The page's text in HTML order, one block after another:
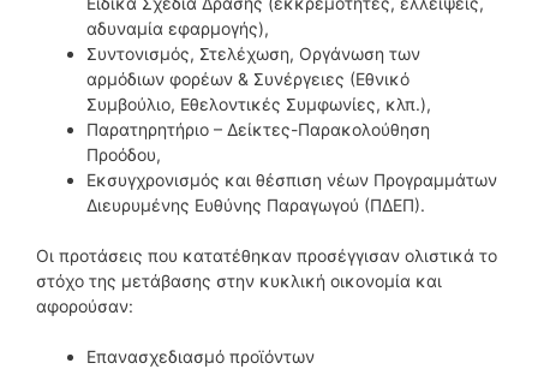
αδυναμία εφαρμογής),
Συντονισμός, Στελέχωση, Οργάνωση των
αρμόδιων φορέων & Συνέργειες (Εθνικό
Συμβούλιο, Εθελοντικές Συμφωνίες, κλπ.),
Παρατηρητήριο – Δείκτες-Παρακολούθηση
Προόδου,
Εκσυγχρονισμός και θέσπιση νέων Προγραμμάτων
Διευρυμένης Ευθύνης Παραγωγού (ΠΔΕΠ).
Οι προτάσεις που κατατέθηκαν προσέγγισαν ολιστικά το
στόχο της μετάβασης στην κυκλική οικονομία και
αφορούσαν:
Επανασχεδιασμό προϊόντων